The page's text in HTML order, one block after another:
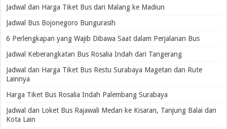
Jadwal dan Harga Tiket Bus dari Malang ke Madiun
Jadwal Bus Bojonegoro Bungurasih
6 Perlengkapan yang Wajib Dibawa Saat dalam Perjalanan Bus
Jadwal Keberangkatan Bus Rosalia Indah dari Tangerang
Jadwal dan Harga Tiket Bus Restu Surabaya Magetan dan Rute
Lainnya
Harga Tiket Bus Rosalia Indah Palembang Surabaya
Jadwal dan Loket Bus Rajawali Medan ke Kisaran, Tanjung Balai dan
Kota Lain